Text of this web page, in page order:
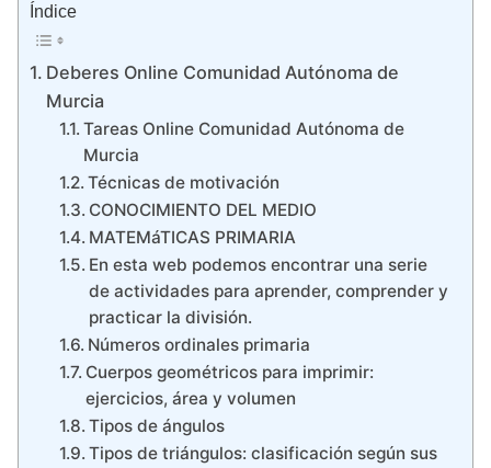
Índice
Deberes Online Comunidad Autónoma de
Murcia
Tareas Online Comunidad Autónoma de
Murcia
Técnicas de motivación
CONOCIMIENTO DEL MEDIO
MATEMáTICAS PRIMARIA
En esta web podemos encontrar una serie
de actividades para aprender, comprender y
practicar la división.
Números ordinales primaria
Cuerpos geométricos para imprimir:
ejercicios, área y volumen
Tipos de ángulos
Tipos de triángulos: clasificación según sus